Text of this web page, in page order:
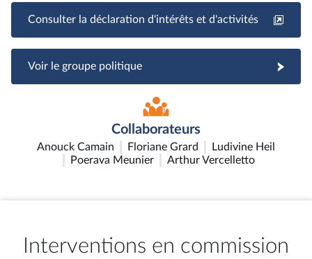
Consulter la déclaration d'intérêts et d'activités
Voir le groupe politique
Collaborateurs
Anouck Camain Floriane Grard
Ludivine Heil
Poerava Meunier
Arthur Vercelletto
Interventions en commission